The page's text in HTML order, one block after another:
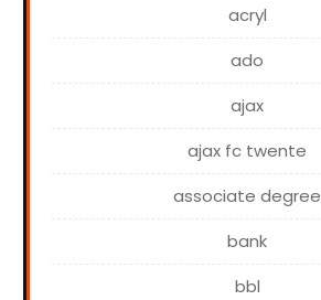
acryl
ado
ajax
ajax fc twente
associate degree
bank
bbl